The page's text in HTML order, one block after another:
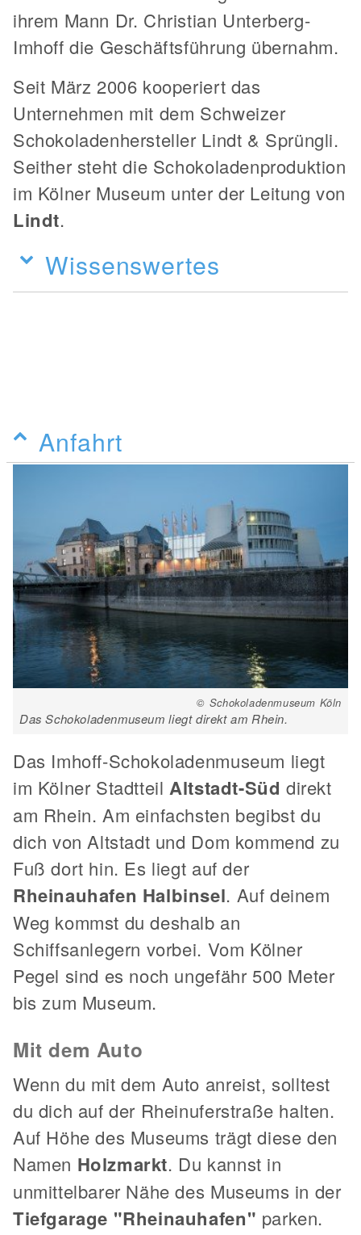
ihrem Mann Dr. Christian Unterberg-
Imhoff die Geschäftsführung übernahm.
Seit März 2006 kooperiert das
Unternehmen mit dem Schweizer
Schokoladenhersteller Lindt & Sprüngli.
Seither steht die Schokoladenproduktion
im Kölner Museum unter der Leitung von
Lindt.
Wissenswertes
Anfahrt
© Schokoladenmuseum Köln
Das Schokoladenmuseum liegt direkt am Rhein.
Das Imhoff-Schokoladenmuseum liegt
im Kölner Stadtteil Altstadt-Süd direkt
am Rhein. Am einfachsten begibst du
dich von Altstadt und Dom kommend zu
Fuß dort hin. Es liegt auf der
Rheinauhafen Halbinsel. Auf deinem
Weg kommst du deshalb an
Schiffsanlegern vorbei. Vom Kölner
Pegel sind es noch ungefähr 500 Meter
bis zum Museum.
Mit dem Auto
Wenn du mit dem Auto anreist, solltest
du dich auf der Rheinuferstraße halten.
Auf Höhe des Museums trägt diese den
Namen Holzmarkt. Du kannst in
unmittelbarer Nähe des Museums in der
Tiefgarage "Rheinauhafen" parken.